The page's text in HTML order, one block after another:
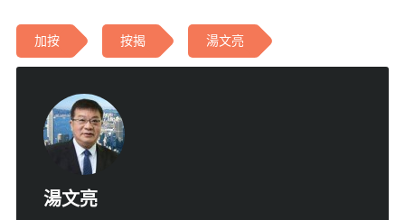
加按 按揭 湯文亮
湯文亮